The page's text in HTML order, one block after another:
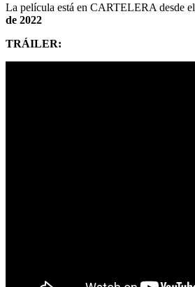
La película está en CARTELERA desde el
de 2022
TRÁILER: